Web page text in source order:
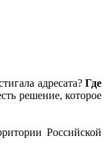
адресата?Где
решение, которое
Российской